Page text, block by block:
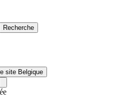
Recherche
site Belgique